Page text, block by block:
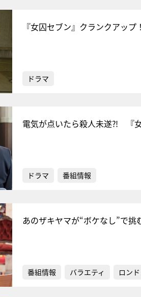
『女囚セブン』クランクアッ
ドラマ
電気が点いたら殺人未遂⁈ 『
ドラマ 番組情報
あのザキヤマが“ボケなし”で
番組情報 バラエティ ロン